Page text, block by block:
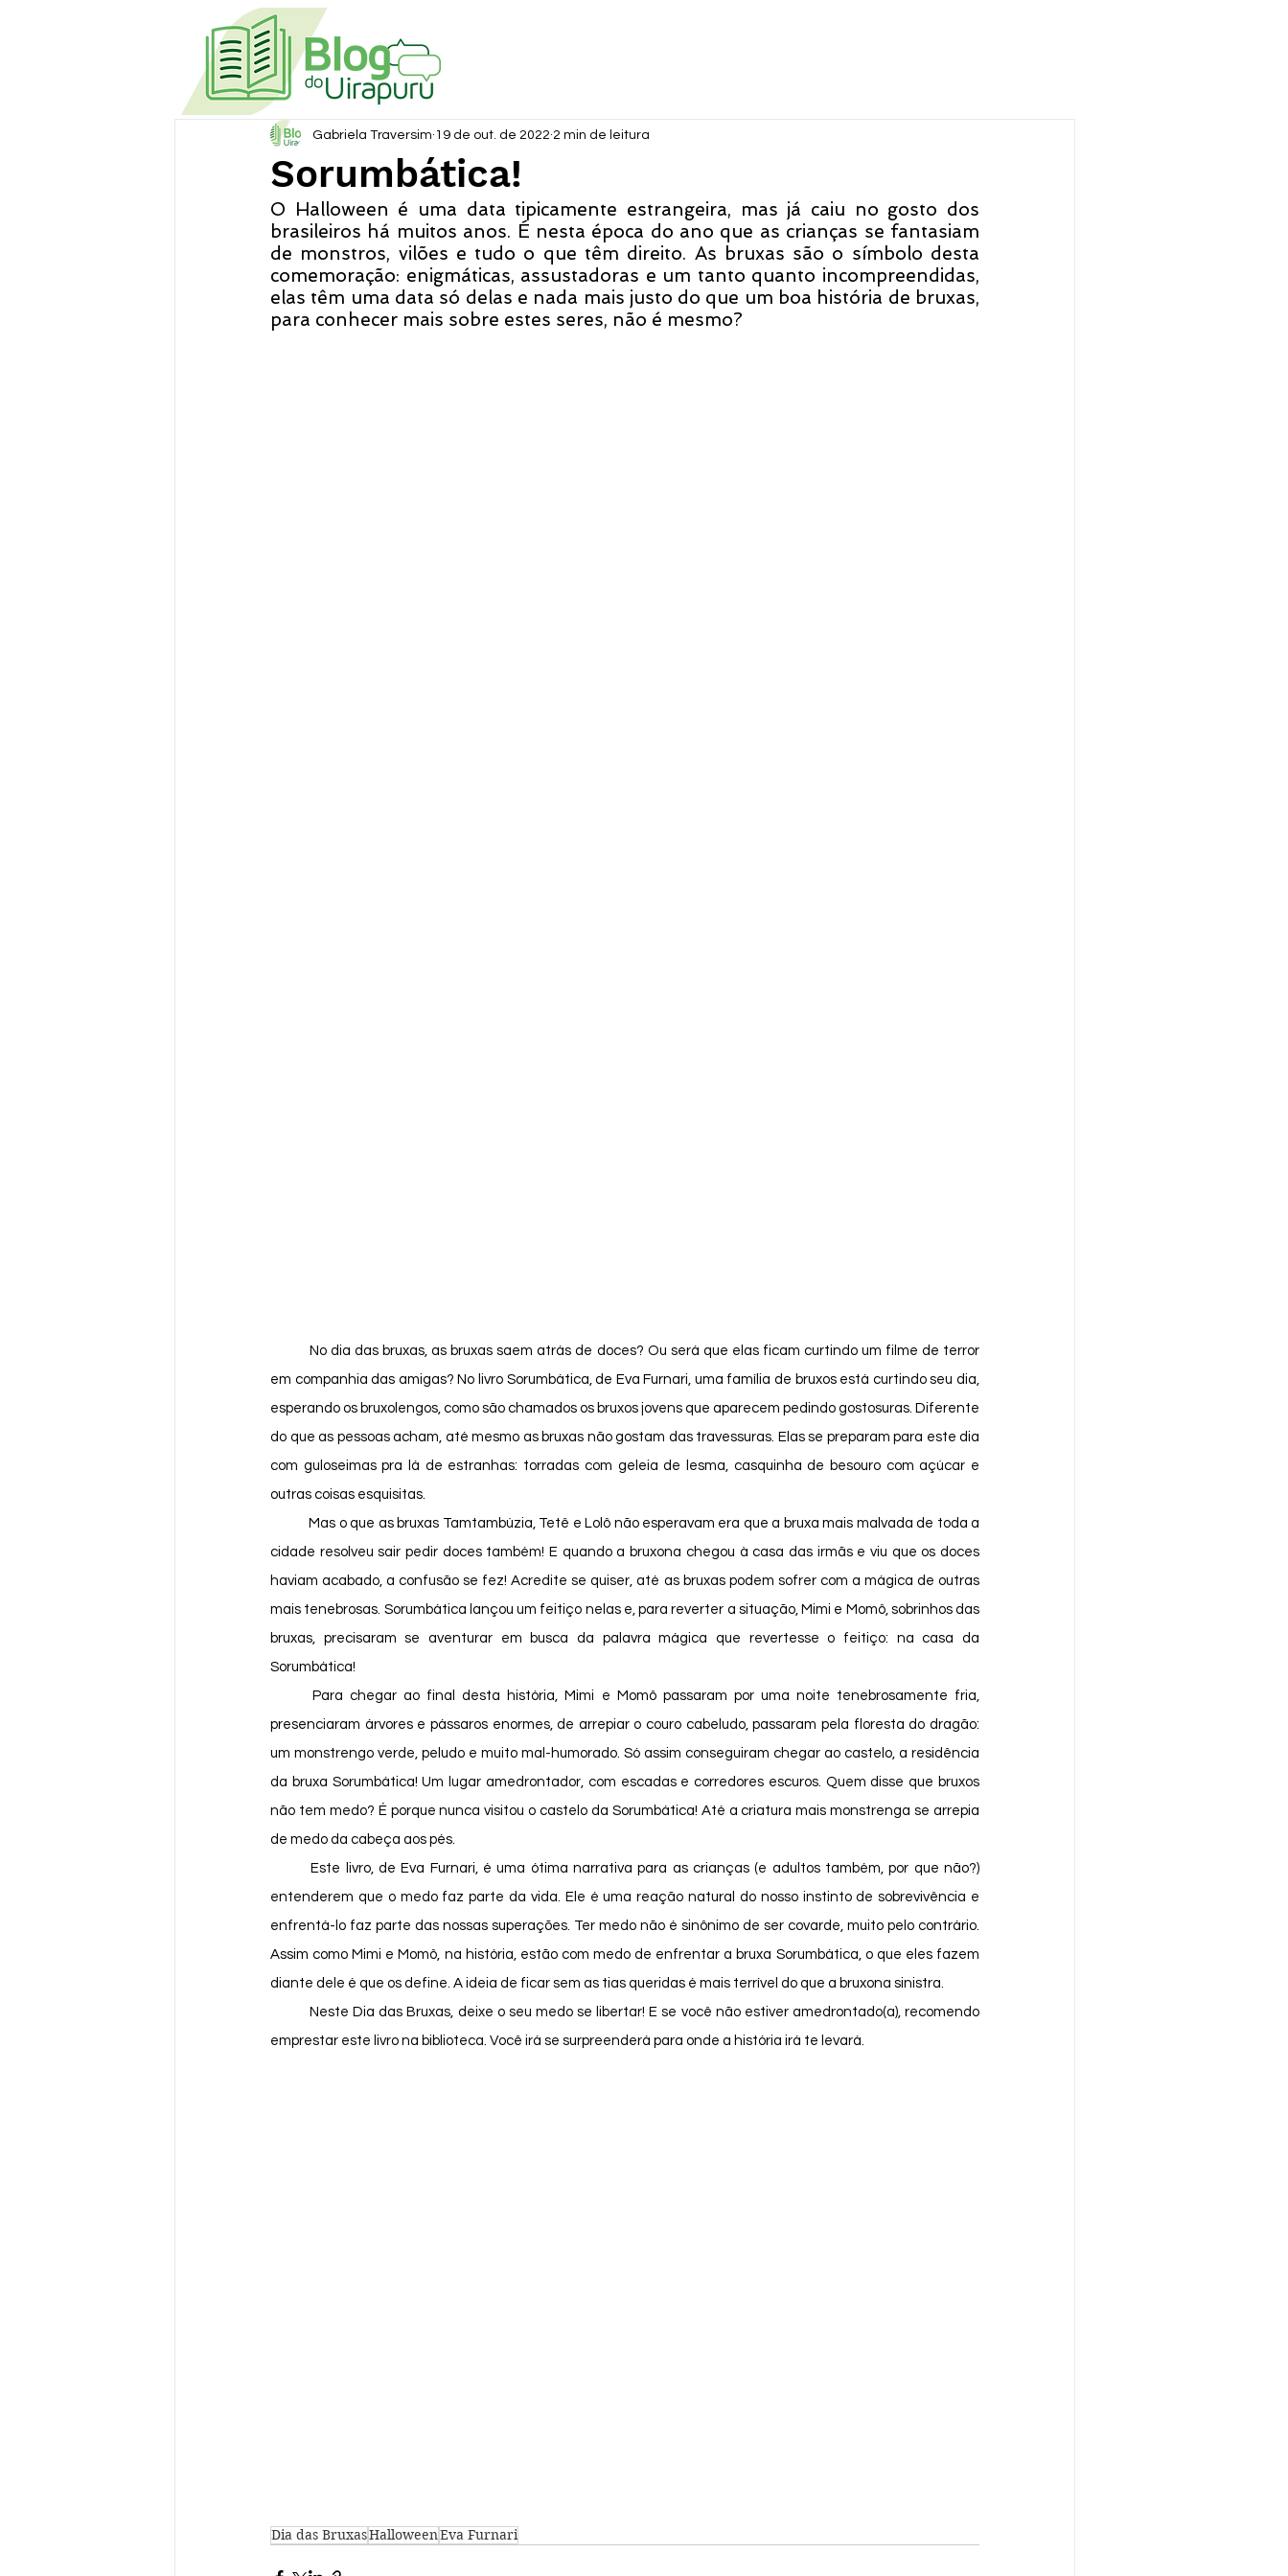
Sorumbática!
Gabriela Traversim 19 de out. de 2022 2 min de leitura
O Halloween é uma data tipicamente estrangeira, mas já caiu no gosto dos
brasileiros há muitos anos. É nesta época do ano que as crianças se fantasiam
de monstros, vilões e tudo o que têm direito. As bruxas são o símbolo desta
comemoração: enigmáticas, assustadoras e um tanto quanto incompreendidas,
elas têm uma data só delas e nada mais justo do que um boa história de bruxas,
para conhecer mais sobre estes seres, não é mesmo?
	No dia das bruxas, as bruxas saem atrás de doces? Ou será que elas ficam curtindo um filme de terror
em companhia das amigas? No livro Sorumbática, de Eva Furnari, uma família de bruxos está curtindo seu dia,
esperando os bruxolengos, como são chamados os bruxos jovens que aparecem pedindo gostosuras. Diferente
do que as pessoas acham, até mesmo as bruxas não gostam das travessuras. Elas se preparam para este dia
com guloseimas pra lá de estranhas: torradas com geleia de lesma, casquinha de besouro com açúcar e
outras coisas esquisitas.
	Mas o que as bruxas Tamtambúzia, Tetê e Lolô não esperavam era que a bruxa mais malvada de toda a
cidade resolveu sair pedir doces também! E quando a bruxona chegou à casa das irmãs e viu que os doces
haviam acabado, a confusão se fez! Acredite se quiser, até as bruxas podem sofrer com a mágica de outras
mais tenebrosas. Sorumbática lançou um feitiço nelas e, para reverter a situação, Mimi e Momô, sobrinhos das
bruxas, precisaram se aventurar em busca da palavra mágica que revertesse o feitiço: na casa da
Sorumbática!
	Para chegar ao final desta história, Mimi e Momô passaram por uma noite tenebrosamente fria,
presenciaram árvores e pássaros enormes, de arrepiar o couro cabeludo, passaram pela floresta do dragão:
um monstrengo verde, peludo e muito mal-humorado. Só assim conseguiram chegar ao castelo, a residência
da bruxa Sorumbática! Um lugar amedrontador, com escadas e corredores escuros. Quem disse que bruxos
não tem medo? É porque nunca visitou o castelo da Sorumbática! Até a criatura mais monstrenga se arrepia
de medo da cabeça aos pés.
	Este livro, de Eva Furnari, é uma ótima narrativa para as crianças (e adultos também, por que não?)
entenderem que o medo faz parte da vida. Ele é uma reação natural do nosso instinto de sobrevivência e
enfrentá-lo faz parte das nossas superações. Ter medo não é sinônimo de ser covarde, muito pelo contrário.
Assim como Mimi e Momô, na história, estão com medo de enfrentar a bruxa Sorumbática, o que eles fazem
diante dele é que os define. A ideia de ficar sem as tias queridas é mais terrível do que a bruxona sinistra.
	Neste Dia das Bruxas, deixe o seu medo se libertar! E se você não estiver amedrontado(a), recomendo
emprestar este livro na biblioteca. Você irá se surpreenderá para onde a história irá te levará.
Dia das BruxasHalloweenEva Furnari